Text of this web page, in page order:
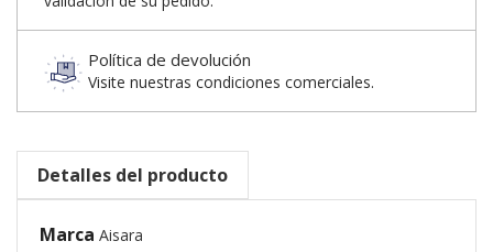
Política de devolución
Visite nuestras condiciones comerciales.
Detalles del producto
Marca Aisara